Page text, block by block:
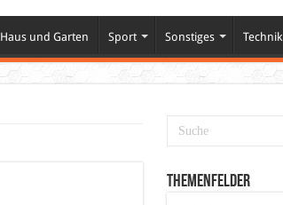
Haus und Garten Sport Sonstiges Technik
Themenfelder